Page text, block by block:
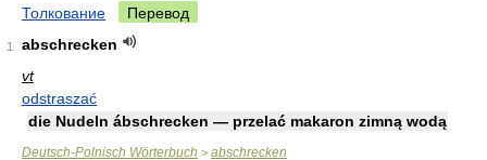
Толкование Перевод
1
abschrecken
vt
odstraszać
die Nudeln ábschrecken — przelać makaron zimną wodą
Deutsch-Polnisch Wörterbuch > abschrecken